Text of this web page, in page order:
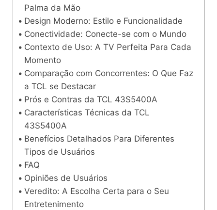
Palma da Mão
Design Moderno: Estilo e Funcionalidade
Conectividade: Conecte-se com o Mundo
Contexto de Uso: A TV Perfeita Para Cada
Momento
Comparação com Concorrentes: O Que Faz
a TCL se Destacar
Prós e Contras da TCL 43S5400A
Características Técnicas da TCL
43S5400A
Benefícios Detalhados Para Diferentes
Tipos de Usuários
FAQ
Opiniões de Usuários
Veredito: A Escolha Certa para o Seu
Entretenimento